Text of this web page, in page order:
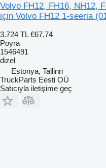
Volvo FH12, FH16, NH12,
için Volvo FH12 1-seeria
3.724 TL €67,74
Poyra
1546491
dizel
Estonya, Tallinn
TruckParts Eesti OÜ
Satıcıyla iletişime geç